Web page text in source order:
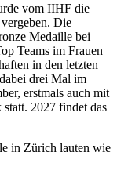
vom IIHF die
Die
Medaille bei
Teams im Frauen
in den letzten
drei Mal im
erstmals auch mit
2027 findet das
in Zürich lauten wie